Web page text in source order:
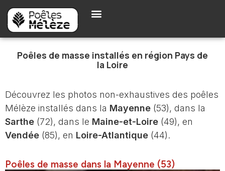
Poêles de masse installés en région Pays de
la Loire
Découvrez les photos non-exhaustives des poêles
Mélèze installés dans la Mayenne (53), dans la
Sarthe (72), dans le Maine-et-Loire (49), en
Vendée (85), en Loire-Atlantique (44).
Poêles de masse dans la Mayenne (53)